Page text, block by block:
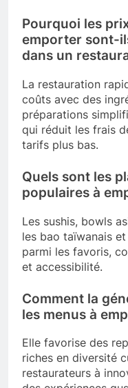
Pourquoi les
emporter sont-
dans un
La restauration
coûts avec des
préparations
qui réduit les frais
tarifs plus bas.
Quels sont les
populaires à
Les sushis, bowls
les bao taïwanais
parmi les favoris,
et accessibilité.
Comment la
les menus à
Elle favorise des
riches en diversité
restaurateurs à